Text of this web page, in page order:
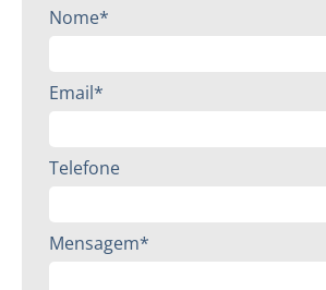
Nome*
Email*
Telefone
Mensagem*